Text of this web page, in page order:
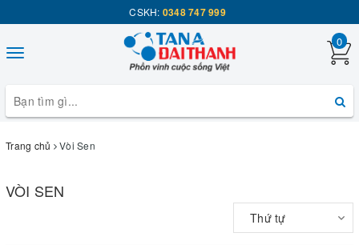
CSKH: 0348 747 999
Toggle
0
Trang chủ Vòi Sen
VÒI SEN
Thứ tự